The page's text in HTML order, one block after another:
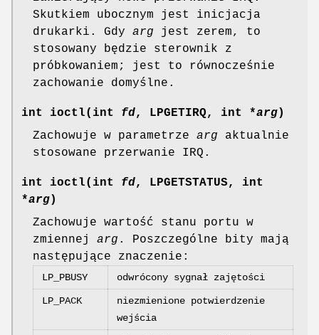
Skutkiem ubocznym jest inicjacja
drukarki. Gdy arg jest zerem, to
stosowany będzie sterownik z
próbkowaniem; jest to równocześnie
zachowanie domyślne.
int ioctl(int fd, LPGETIRQ, int *arg)
Zachowuje w parametrze arg aktualnie
stosowane przerwanie IRQ.
int ioctl(int fd, LPGETSTATUS, int
*arg)
Zachowuje wartość stanu portu w
zmiennej arg . Poszczególne bity mają
następujące znaczenie:
LP_PBUSY odwrócony sygnał zajętości
LP_PACK
niezmienione potwierdzenie
wejścia